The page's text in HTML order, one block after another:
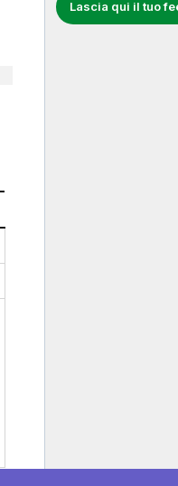
Lascia qui il tuo